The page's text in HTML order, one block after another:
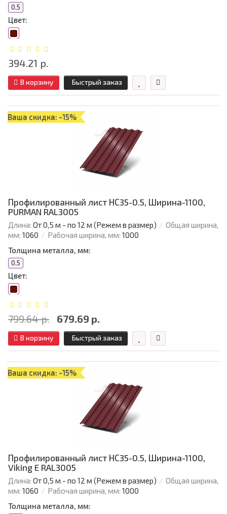
0.5
Цвет:
394.21 р.
В корзину Быстрый заказ
Ваша скидка: -15%
Профилированный лист НС35-0.5, Ширина-1100,
PURMAN RAL3005
Длина: От 0,5 м - по 12 м (Режем в размер)
Общая ширина,
мм: 1060 Рабочая ширина, мм: 1000
Толщина металла, мм:
0.5
Цвет:
799.64 р. 679.69 р.
В корзину Быстрый заказ
Ваша скидка: -15%
Профилированный лист НС35-0.5, Ширина-1100,
Viking E RAL3005
Длина: От 0,5 м - по 12 м (Режем в размер)
Общая ширина,
мм: 1060 Рабочая ширина, мм: 1000
Толщина металла, мм: